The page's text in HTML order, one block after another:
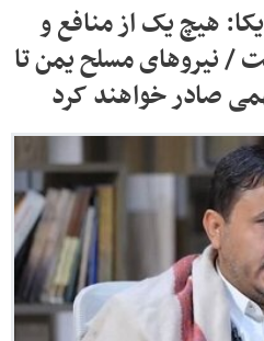
هیچ‌ یک از منافع و
/ نیروهای مسلح یمن تا
صادر خواهند کرد